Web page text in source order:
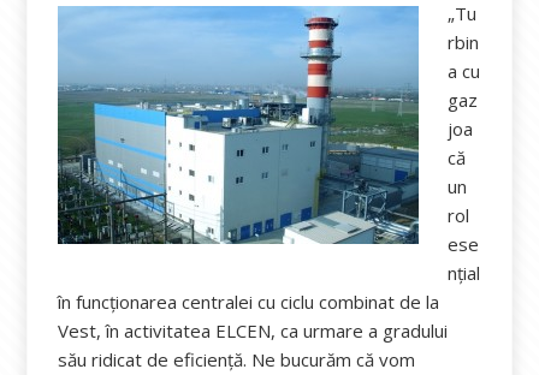
„Tu
rbin
a cu
gaz
joa
că
un
rol
ese
nţial
în funcţionarea centralei cu ciclu combinat de la
Vest, în activitatea ELCEN, ca urmare a gradului
său ridicat de eficienţă. Ne bucurăm că vom